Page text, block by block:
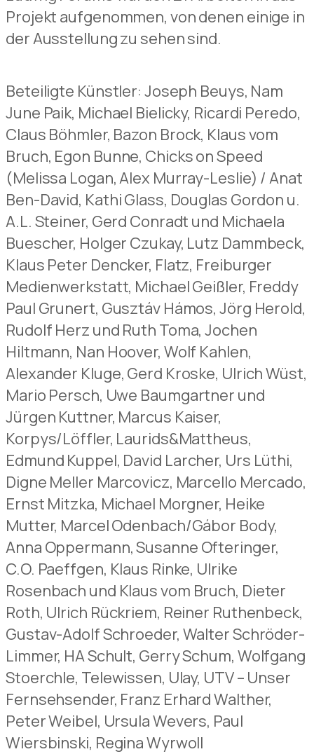
Projekt aufgenommen, von denen einige in
der Ausstellung zu sehen sind.
Beteiligte Künstler: Joseph Beuys, Nam
June Paik, Michael Bielicky, Ricardi Peredo,
Claus Böhmler, Bazon Brock, Klaus vom
Bruch, Egon Bunne, Chicks on Speed
(Melissa Logan, Alex Murray-Leslie) / Anat
Ben-David, Kathi Glass, Douglas Gordon u.
A.L. Steiner, Gerd Conradt und Michaela
Buescher, Holger Czukay, Lutz Dammbeck,
Klaus Peter Dencker, Flatz, Freiburger
Medienwerkstatt, Michael Geißler, Freddy
Paul Grunert, Gusztáv Hámos, Jörg Herold,
Rudolf Herz und Ruth Toma, Jochen
Hiltmann, Nan Hoover, Wolf Kahlen,
Alexander Kluge, Gerd Kroske, Ulrich Wüst,
Mario Persch, Uwe Baumgartner und
Jürgen Kuttner, Marcus Kaiser,
Korpys/Löffler, Laurids&Mattheus,
Edmund Kuppel, David Larcher, Urs Lüthi,
Digne Meller Marcovicz, Marcello Mercado,
Ernst Mitzka, Michael Morgner, Heike
Mutter, Marcel Odenbach/Gábor Body,
Anna Oppermann, Susanne Ofteringer,
C.O. Paeffgen, Klaus Rinke, Ulrike
Rosenbach und Klaus vom Bruch, Dieter
Roth, Ulrich Rückriem, Reiner Ruthenbeck,
Gustav-Adolf Schroeder, Walter Schröder-
Limmer, HA Schult, Gerry Schum, Wolfgang
Stoerchle, Telewissen, Ulay, UTV – Unser
Fernsehsender, Franz Erhard Walther,
Peter Weibel, Ursula Wevers, Paul
Wiersbinski, Regina Wyrwoll